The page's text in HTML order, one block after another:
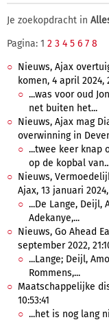
Je zoekopdracht in
Pagina: 1 2 3 4 5 6 7 8
Nieuws, Ajax
komen, 4 april 2024,
...was voor oud
net buiten het...
Nieuws, Ajax mag
overwinning in
...twee keer knap
op de kopbal
Nieuws,
Ajax, 13 januari
...De Lange, Deijl,
Adekanye,...
Nieuws, Go Ahead
september 2022,
...Lange; Deijl,
Rommens,...
Maatschappelijke
10:53:41
...het is nog lang